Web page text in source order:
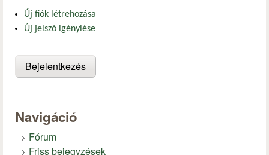
Új fiók létrehozása
Új jelszó igénylése
Navigáció
Fórum
Friss bejegyzések